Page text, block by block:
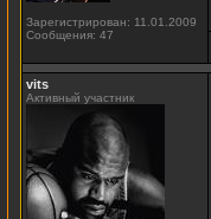
Зарегистрирован: 11.01.2009
Сообщения: 47
vits
Активный участник